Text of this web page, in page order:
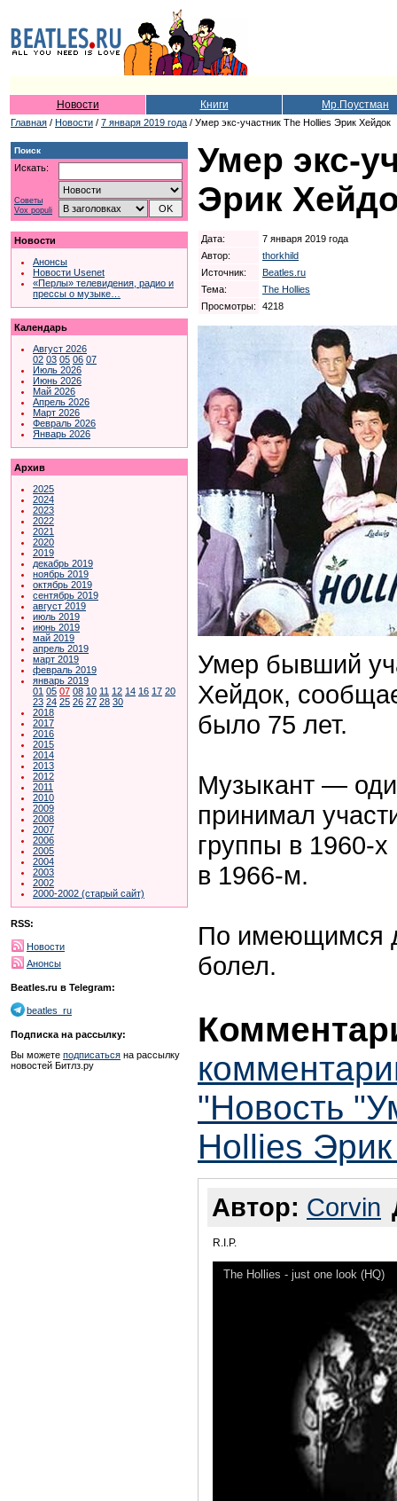
Новости Книги Мр.Поустман
Главная / Новости / 7 января 2019 года / Умер экс-участник The Hollies Эрик Хейдок
Поиск
Искать:
Советы
Vox populi
Новости
Анонсы
Новости Usenet
«Перлы» телевидения, радио и
прессы о музыке…
Календарь
Август 2026
02 03 05 06 07
Июль 2026
Июнь 2026
Май 2026
Апрель 2026
Март 2026
Февраль 2026
Январь 2026
Архив
2025
2024
2023
2022
2021
2020
2019
декабрь 2019
ноябрь 2019
октябрь 2019
сентябрь 2019
август 2019
июль 2019
июнь 2019
май 2019
апрель 2019
март 2019
февраль 2019
январь 2019
01 05 07 08 10 11 12 14 16 17 20
23 24 25 26 27 28 30
2018
2017
2016
2015
2014
2013
2012
2011
2010
2009
2008
2007
2006
2005
2004
2003
2002
2000-2002 (старый сайт)
RSS:
Новости
Анонсы
Beatles.ru в Telegram:
beatles_ru
Подписка на рассылку:
Вы можете подписаться на рассылку
новостей Битлз.ру
Умер экс-
Эрик
Дата:
7 января 2019 года
Автор:
thorkhild
Источник:
Beatles.ru
Тема:
The Hollies
Просмотры:
4218
Умер бывший
Хейдок,
было 75 лет.
Музыкант —
принимал
группы в 1960-х
в 1966-м.
По имеющимся
болел.
"Новость
Hollies
Автор: Corvin
R.I.P.
The Hollies - just one look (HQ)